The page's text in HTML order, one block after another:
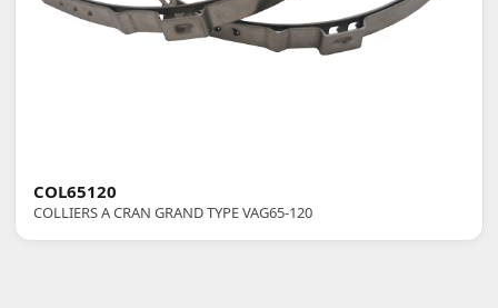
COL65120
COLLIERS A CRAN GRAND TYPE VAG65-120